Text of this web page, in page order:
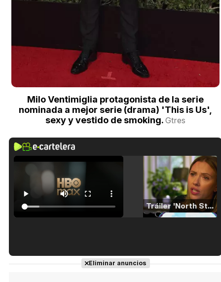
Milo Ventimiglia protagonista de la serie
nominada a mejor serie (drama) 'This is Us',
sexy y vestido de smoking. Gtres
Tráiler 'North Star' (2023)
Tráiler en español de 'La isla olvidada'
Eliminar anuncios